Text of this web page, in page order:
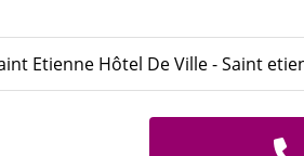
Etienne Hôtel De Ville - Saint